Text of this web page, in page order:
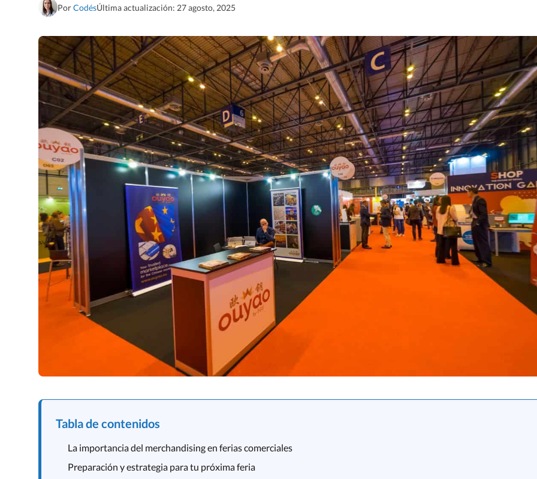
PorCodésÚltima actualización: 27 agosto, 2025
Tabla de contenidos
La importancia del merchandising en ferias comerciales
Preparación y estrategia para tu próxima feria